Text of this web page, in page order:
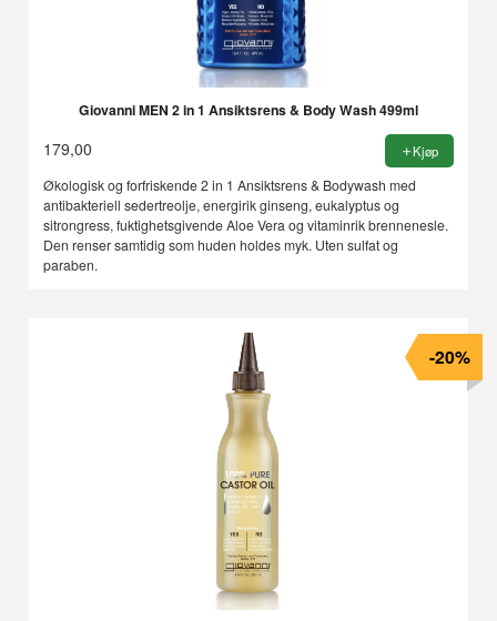
Giovanni MEN 2 in 1 Ansiktsrens & Body Wash 499ml
179,00 Kjøp
Økologisk og forfriskende 2 in 1 Ansiktsrens & Bodywash med
antibakteriell sedertreolje, energirik ginseng, eukalyptus og
sitrongress, fuktighetsgivende Aloe Vera og vitaminrik brennenesle.
Den renser samtidig som huden holdes myk. Uten sulfat og
paraben.
-20%